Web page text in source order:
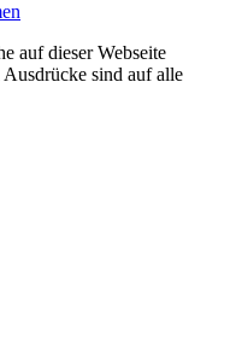
auf dieser Webseite
Ausdrücke sind auf alle